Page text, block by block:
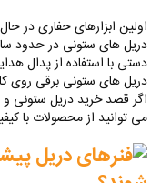
دستی با استفاده از پدال
دریل های ستونی برقی روی
اگر قصد خرید دریل ستونی و
می توانید از محصولات با